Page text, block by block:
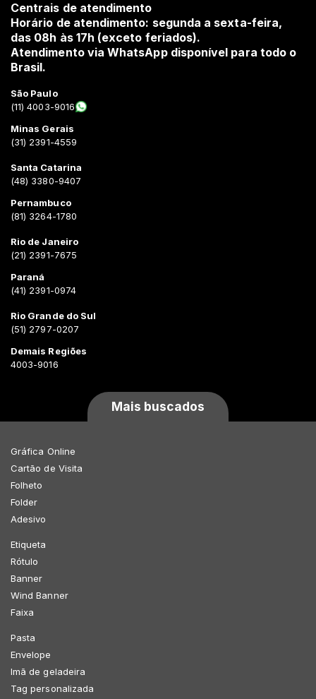
Centrais de atendimento
Horário de atendimento: segunda a sexta-feira,
das 08h às 17h (exceto feriados).
Atendimento via WhatsApp disponível para todo o
Brasil.
São Paulo
(11) 4003-9016
Minas Gerais
(31) 2391-4559
Santa Catarina
(48) 3380-9407
Pernambuco
(81) 3264-1780
Rio de Janeiro
(21) 2391-7675
Paraná
(41) 2391-0974
Rio Grande do Sul
(51) 2797-0207
Demais Regiões
4003-9016
Mais buscados
Gráfica Online
Cartão de Visita
Folheto
Folder
Adesivo
Etiqueta
Rótulo
Banner
Wind Banner
Faixa
Pasta
Envelope
Imã de geladeira
Tag personalizada